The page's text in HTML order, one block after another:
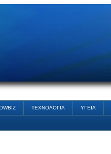
ΤΕΧΝΟΛΟΓΙΑ ΥΓΕΙΑ